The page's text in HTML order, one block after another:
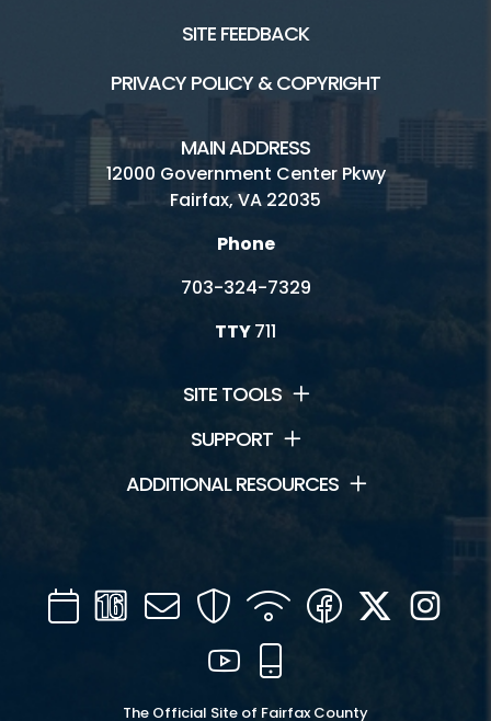
SITE FEEDBACK
PRIVACY POLICY & COPYRIGHT
MAIN ADDRESS
12000 Government Center Pkwy
Fairfax, VA 22035
Phone
703-324-7329
TTY711
SITE TOOLS
SUPPORT
ADDITIONAL RESOURCES
CalendarChannel
16
Mail SecurityWIFI Facebook
Twitter
YouTube
The Official Site of Fairfax County